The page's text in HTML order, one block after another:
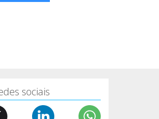
sociais